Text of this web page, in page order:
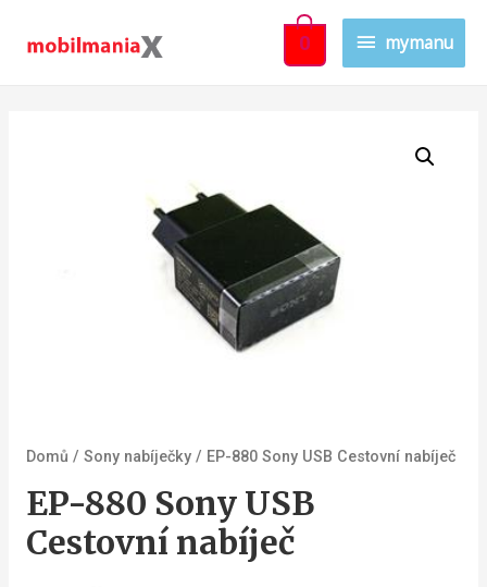
mymanu
0
Domů / Sony nabíječky/ EP-880 Sony USB Cestovní nabíječ
EP-880 Sony USB
Cestovní nabíječ